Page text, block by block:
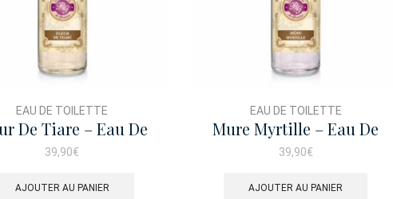
EAU DE TOILETTE
De Tiare – Eau De
Toilette 100ml
39,90€
AJOUTER AU PANIER
EAU DE TOILETTE
Mure Myrtille – Eau De
Toilette 100ml
39,90€
AJOUTER AU PANIER